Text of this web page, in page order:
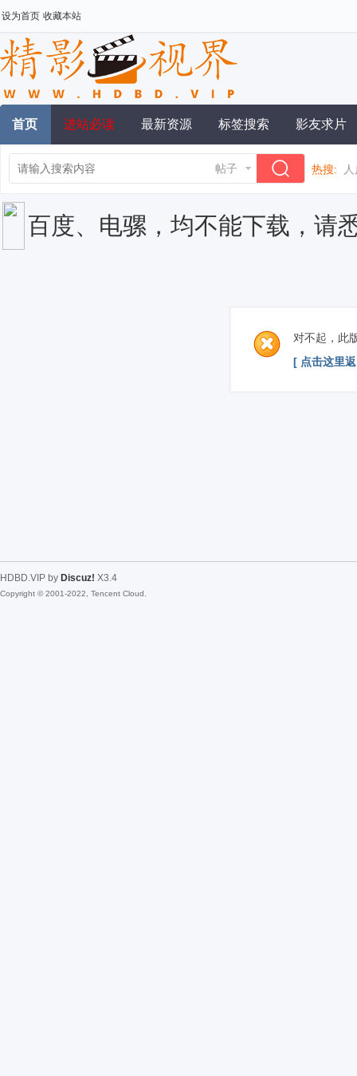
设为首页 收藏本站
首页 进站必读 最新资源 标签搜索 影友求片
帖子 热搜:
度、电骡，均不能下载，请悉
对不起，此
[ 点击这里
HDBD.VIP by Discuz! X3.4
Copyright © 2001-2022, Tencent Cloud.